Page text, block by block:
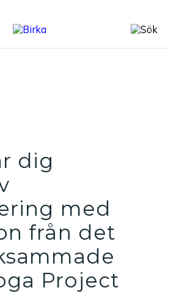
dig
med
från det
Project